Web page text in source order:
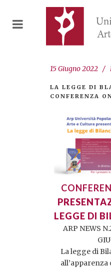
15 Giugno 2022
LA LEGGE DI
CONFERENZA
LEGGE DI
ARP NEWS
La legge di